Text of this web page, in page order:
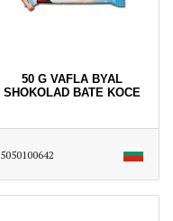
50 G VAFLA BYAL
SHOKOLAD BATE KOCE
5050100642